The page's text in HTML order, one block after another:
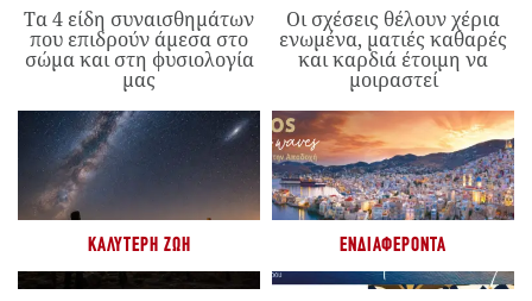
Τα 4 είδη συναισθημάτων
που επιδρούν άμεσα στο
σώμα και στη φυσιολογία
μας
Οι σχέσεις θέλουν χέρια
ενωμένα, ματιές καθαρές
και καρδιά έτοιμη να
μοιραστεί
ΚΑΛΎΤΕΡΗ ΖΩΉ ΕΝΔΙΑΦΈΡΟΝΤΑ